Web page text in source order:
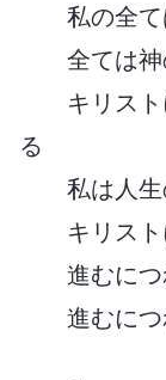
私の全
全ては
キリス
る
私は人
キリス
進むに
進むに